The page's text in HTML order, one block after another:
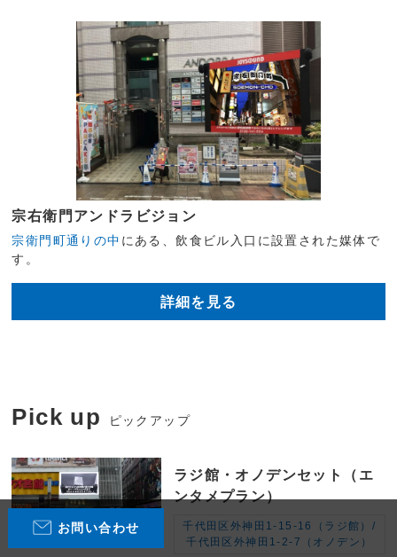
宗右衛門アンドラビジョン
宗衛門町通りの中 にある、飲食ビル入口に設置された媒体で
す。
詳細を見る
Pick up ピックアップ
ラジ館・オノデンセット（エ
ンタメプラン）
千代田区外神田1-15-16（ラジ館）/
千代田区外神田1-2-7（オノデン）
お問い合わせ